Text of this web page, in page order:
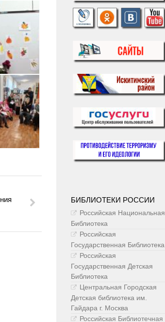
БИБЛИОТЕКИ РОССИИ
Российская Национальная
Библиотека
Российская
Государственная Библиотека
Российская
Государственная Детская
Библиотека
Центральная Городская
Детская библиотека им.
Гайдара г. Москва
Российская Библиотечная